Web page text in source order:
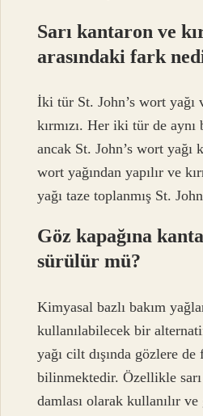
Sarı kantaron ve
arasındaki fark
İki tür St. John’s wort yağı
kırmızı. Her iki tür de aynı
ancak St. John’s wort yağı
wort yağından yapılır ve
yağı taze toplanmış St.
Göz kapağına
sürülür mü?
Kimyasal bazlı bakım
kullanılabilecek bir
yağı cilt dışında gözlere
bilinmektedir. Özellikle
damlası olarak kullanılır